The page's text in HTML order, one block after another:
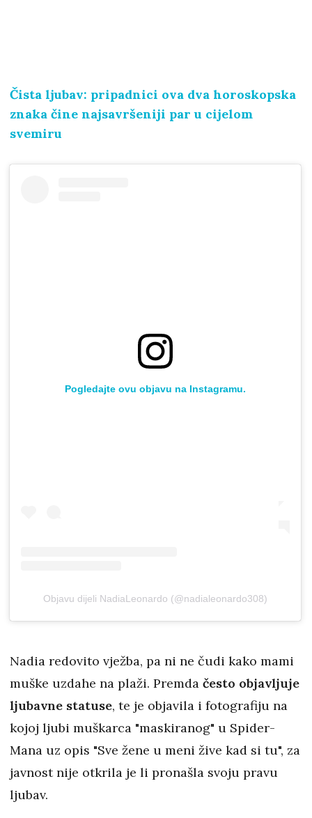
Čista ljubav: pripadnici ova dva horoskopska
znaka čine najsavršeniji par u cijelom
svemiru
Pogledajte ovu objavu na Instagramu.
Objavu dijeli NadiaLeonardo (@nadialeonardo308)
Nadia redovito vježba, pa ni ne čudi kako mami
muške uzdahe na plaži. Premda često objavljuje
ljubavne statuse, te je objavila i fotografiju na
kojoj ljubi muškarca "maskiranog" u Spider-
Mana uz opis "Sve žene u meni žive kad si tu", za
javnost nije otkrila je li pronašla svoju pravu
ljubav.